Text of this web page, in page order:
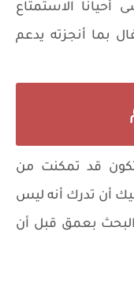
الاستمتاع
بما أنجزته يدعم
تكون قد تمكنت من
أن تدرك أنه ليس
البحث بعمق قبل أن